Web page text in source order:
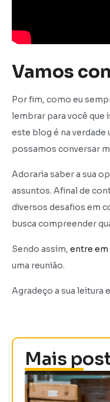
Vamos
Por fim, como eu
lembrar para você que
este blog é na verdade
possamos conversar
Adoraria saber a sua
assuntos. Afinal de
diversos desafios em
busca compreender
Sendo assim, entre
uma reunião.
Agradeço a sua leitura
Mais